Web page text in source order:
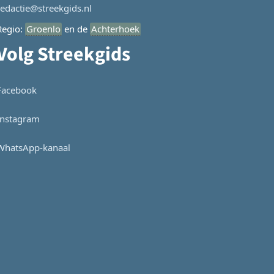
Groenlo en de Achterhoek
Streekgids
kanaal